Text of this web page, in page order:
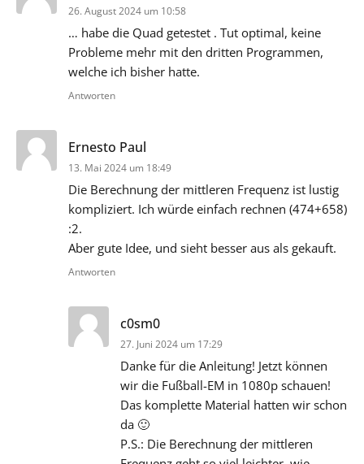
26. August 2024 um 10:58
… habe die Quad getestet . Tut optimal, keine
Probleme mehr mit den dritten Programmen,
welche ich bisher hatte.
Antworten
Ernesto Paul
13. Mai 2024 um 18:49
Die Berechnung der mittleren Frequenz ist lustig
kompliziert. Ich würde einfach rechnen (474+658)
:2.
Aber gute Idee, und sieht besser aus als gekauft.
Antworten
c0sm0
27. Juni 2024 um 17:29
Danke für die Anleitung! Jetzt können
wir die Fußball-EM in 1080p schauen!
Das komplette Material hatten wir schon
da 🙂
P.S.: Die Berechnung der mittleren